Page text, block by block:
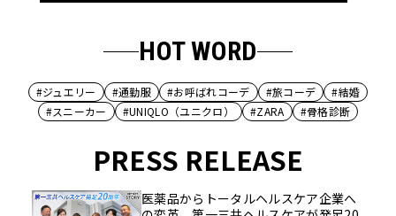
HOT WORD
#ジュエリー #通勤服 #お呼ばれコーデ #旅コーデ
#結婚
#スニーカー
#UNIQLO（ユニクロ） #ZARA #骨格診断
PRESS RELEASE
医薬品からトータルヘルスケア企業へ